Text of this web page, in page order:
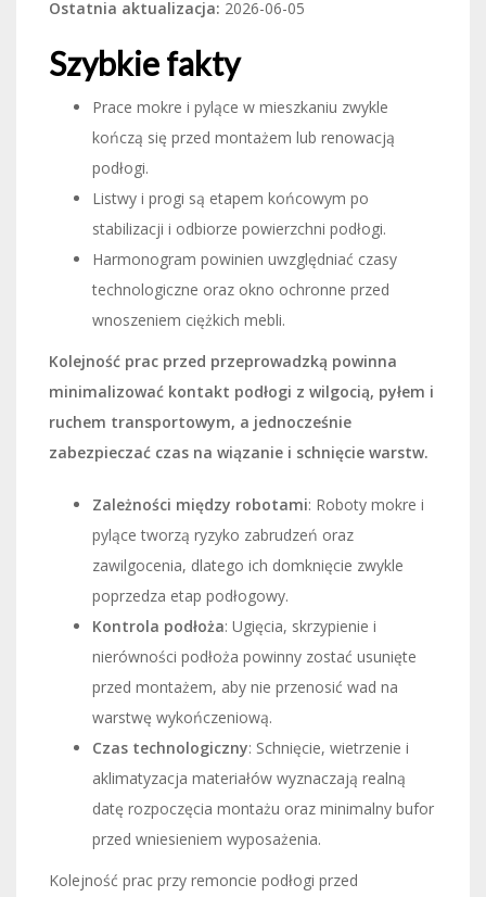
Ostatnia aktualizacja: 2026-06-05
Szybkie fakty
Prace mokre i pylące w mieszkaniu zwykle
kończą się przed montażem lub renowacją
podłogi.
Listwy i progi są etapem końcowym po
stabilizacji i odbiorze powierzchni podłogi.
Harmonogram powinien uwzględniać czasy
technologiczne oraz okno ochronne przed
wnoszeniem ciężkich mebli.
Kolejność prac przed przeprowadzką powinna
minimalizować kontakt podłogi z wilgocią, pyłem i
ruchem transportowym, a jednocześnie
zabezpieczać czas na wiązanie i schnięcie warstw.
Zależności między robotami: Roboty mokre i
pylące tworzą ryzyko zabrudzeń oraz
zawilgocenia, dlatego ich domknięcie zwykle
poprzedza etap podłogowy.
Kontrola podłoża: Ugięcia, skrzypienie i
nierówności podłoża powinny zostać usunięte
przed montażem, aby nie przenosić wad na
warstwę wykończeniową.
Czas technologiczny: Schnięcie, wietrzenie i
aklimatyzacja materiałów wyznaczają realną
datę rozpoczęcia montażu oraz minimalny bufor
przed wniesieniem wyposażenia.
Kolejność prac przy remoncie podłogi przed